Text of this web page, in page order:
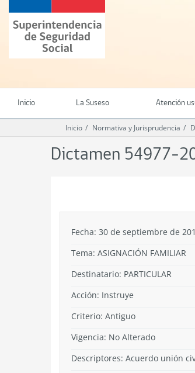
contenido
principal
Superintendencia
de
Seguridad
(SUSESO)
Chile
Inicio La Suseso Atención
Inicio Normativa y Jurisprudencia
Dictamen 54977-
Fecha: 30 de septiembre de
Tema: ASIGNACIÓN FAMILIAR
Destinatario: PARTICULAR
Acción: Instruye
Criterio: Antiguo
Vigencia: No Alterado
Descriptores: Acuerdo unión